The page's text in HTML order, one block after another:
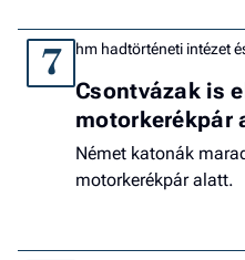
7 hm hadtörténeti intézet
Csontvázak is
motorkerékpár
Német katonák
motorkerékpár alatt.